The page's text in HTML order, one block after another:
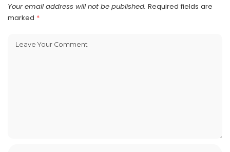
Your email address will not be published. Required fields are
marked *